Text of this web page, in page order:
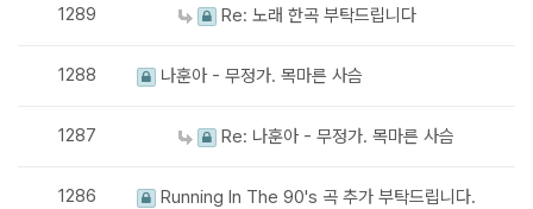
1289 Re: 노래 한곡 부탁드립니다
1288 나훈아 - 무정가. 목마른 사슴
1287 Re: 나훈아 - 무정가. 목마른 사슴
1286 Running In The 90's 곡 추가 부탁드립니다.